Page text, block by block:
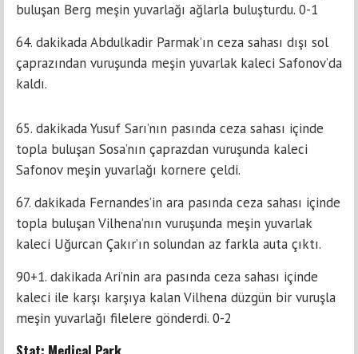
buluşan Berg meşin yuvarlağı ağlarla buluşturdu. 0-1
64. dakikada Abdulkadir Parmak’ın ceza sahası dışı sol
çaprazından vuruşunda meşin yuvarlak kaleci Safonov’da
kaldı.
65. dakikada Yusuf Sarı’nın pasında ceza sahası içinde
topla buluşan Sosa’nın çaprazdan vuruşunda kaleci
Safonov meşin yuvarlağı kornere çeldi.
67. dakikada Fernandes’in ara pasında ceza sahası içinde
topla buluşan Vilhena’nın vuruşunda meşin yuvarlak
kaleci Uğurcan Çakır’ın solundan az farkla auta çıktı.
90+1. dakikada Ari’nin ara pasında ceza sahası içinde
kaleci ile karşı karşıya kalan Vilhena düzgün bir vuruşla
meşin yuvarlağı filelere gönderdi. 0-2